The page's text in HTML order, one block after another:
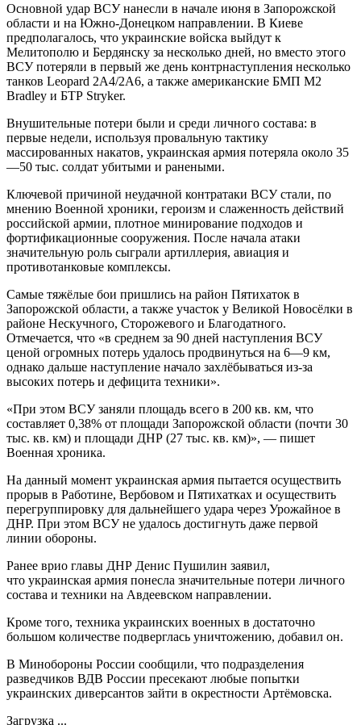
Основной удар ВСУ нанесли в начале июня в Запорожской
области и на Южно-Донецком направлении. В Киеве
предполагалось, что украинские войска выйдут к
Мелитополю и Бердянску за несколько дней, но вместо этого
ВСУ потеряли в первый же день контрнаступления несколько
танков Leopard 2A4/2A6, а также американские БМП M2
Bradley и БТР Stryker.
Внушительные потери были и среди личного состава: в
первые недели, используя провальную тактику
массированных накатов, украинская армия потеряла около 35
—50 тыс. солдат убитыми и ранеными.
Ключевой причиной неудачной контратаки ВСУ стали, по
мнению Военной хроники, героизм и слаженность действий
российской армии, плотное минирование подходов и
фортификационные сооружения. После начала атаки
значительную роль сыграли артиллерия, авиация и
противотанковые комплексы.
Самые тяжёлые бои пришлись на район Пятихаток в
Запорожской области, а также участок у Великой Новосёлки в
районе Нескучного, Сторожевого и Благодатного.
Отмечается, что «в среднем за 90 дней наступления ВСУ
ценой огромных потерь удалось продвинуться на 6—9 км,
однако дальше наступление начало захлёбываться из-за
высоких потерь и дефицита техники».
«При этом ВСУ заняли площадь всего в 200 кв. км, что
составляет 0,38% от площади Запорожской области (почти 30
тыс. кв. км) и площади ДНР (27 тыс. кв. км)», — пишет
Военная хроника.
На данный момент украинская армия пытается осуществить
прорыв в Работине, Вербовом и Пятихатках и осуществить
перегруппировку для дальнейшего удара через Урожайное в
ДНР. При этом ВСУ не удалось достигнуть даже первой
линии обороны.
Ранее врио главы ДНР Денис Пушилин заявил,
что украинская армия понесла значительные потери личного
состава и техники на Авдеевском направлении.
Кроме того, техника украинских военных в достаточно
большом количестве подверглась уничтожению, добавил он.
В Минобороны России сообщили, что подразделения
разведчиков ВДВ России пресекают любые попытки
украинских диверсантов зайти в окрестности Артёмовска.
Загрузка ...